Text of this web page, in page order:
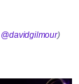
@davidgilmour)